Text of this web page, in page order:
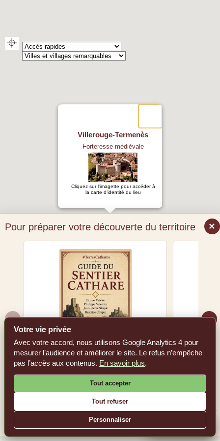
×
Pour préparer votre découverte du territoire
‹
Guide du Sentier cathare
Voir le livre sur Amazon.fr
›
En tant que Partenaire Amazon, #TerresCathares réalise un bénéfice sur les achats
remplissant les conditions requises.
Votre vie privée
Avec votre accord, nous utilisons Google Analytics 4 pour
mesurer l’audience et améliorer le site. Le refus n’empêche
pas l’accès aux contenus. En savoir plus.
Tout accepter
Tout refuser
Personnaliser